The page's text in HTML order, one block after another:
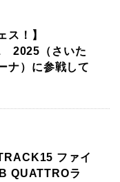
ス！】
2025（さいた
ナ）に参戦して
ファイ
QUATTROラ